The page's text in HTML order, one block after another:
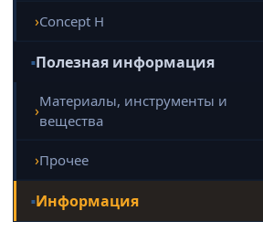
Concept H
Полезная информация
Материалы, инструменты и
вещества
Прочее
Информация